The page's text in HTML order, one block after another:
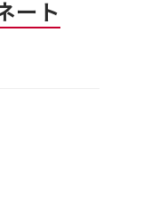
ート